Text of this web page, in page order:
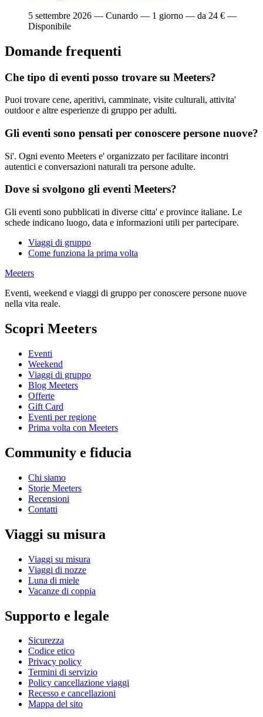
5 settembre 2026 — Cunardo — 1 giorno — da 24 € —
Disponibile
Domande frequenti
Che tipo di eventi posso trovare su Meeters?
Puoi trovare cene, aperitivi, camminate, visite culturali, attivita'
outdoor e altre esperienze di gruppo per adulti.
Gli eventi sono pensati per conoscere persone nuove?
Si'. Ogni evento Meeters e' organizzato per facilitare incontri
autentici e conversazioni naturali tra persone adulte.
Dove si svolgono gli eventi Meeters?
Gli eventi sono pubblicati in diverse citta' e province italiane. Le
schede indicano luogo, data e informazioni utili per partecipare.
Viaggi di gruppo
Come funziona la prima volta
Meeters
Eventi, weekend e viaggi di gruppo per conoscere persone nuove
nella vita reale.
Scopri Meeters
Eventi
Weekend
Viaggi di gruppo
Blog Meeters
Offerte
Gift Card
Eventi per regione
Prima volta con Meeters
Community e fiducia
Chi siamo
Storie Meeters
Recensioni
Contatti
Viaggi su misura
Viaggi su misura
Viaggi di nozze
Luna di miele
Vacanze di coppia
Supporto e legale
Sicurezza
Codice etico
Privacy policy
Termini di servizio
Policy cancellazione viaggi
Recesso e cancellazioni
Mappa del sito